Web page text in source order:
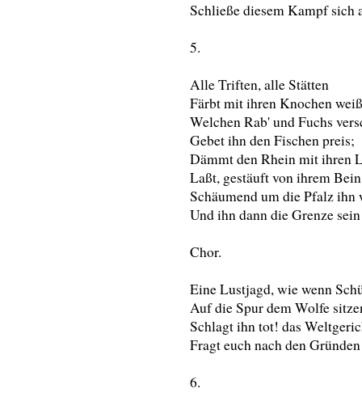
Schließe diesem Kampf sich
5.
Alle Triften, alle Stätten
Färbt mit ihren Knochen
Welchen Rab' und Fuchs
Gebet ihn den Fischen preis;
Dämmt den Rhein mit ihren
Laßt, gestäuft von ihrem
Schäumend um die Pfalz ihn
Und ihn dann die Grenze
Chor.
Eine Lustjagd, wie wenn
Auf die Spur dem Wolfe
Schlagt ihn tot! das
Fragt euch nach den
6.